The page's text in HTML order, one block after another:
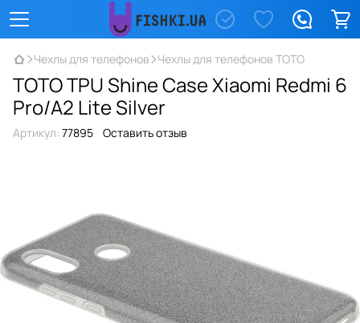
Чехлы для телефонов Чехлы для телефонов TOTO
TOTO TPU Shine Case Xiaomi Redmi 6
Pro/A2 Lite Silver
Артикул: 77895 Оставить отзыв